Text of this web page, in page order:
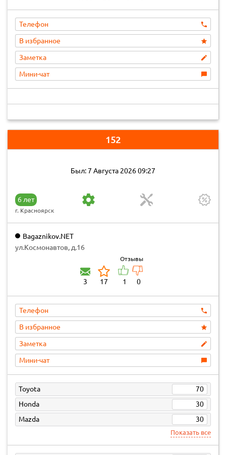
Телефон
В избранное
Заметка
Мини-чат
152
Был: 7 Августа 2026 09:27
6 лет
г. Красноярск
Bagaznikov.NET
ул.Космонавтов, д.16
3 17
Отзывы
1 0
Телефон
В избранное
Заметка
Мини-чат
Toyota
70
Honda
30
Mazda
30
Показать все